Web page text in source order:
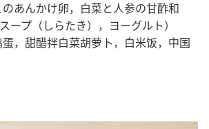
あんかけ卵，白菜と人参の甘酢和
ープ（しらたき），ヨーグルト）
，甜醋拌白菜胡萝卜，白米饭，中国